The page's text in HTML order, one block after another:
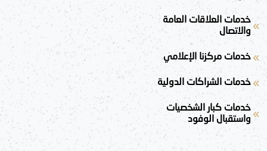
خدمات العلاقات العامة
والاتصال
خدمات مركزنا الإعلامي
خدمات الشراكات الدولية
خدمات كبار الشخصيات
واستقبال الوفود